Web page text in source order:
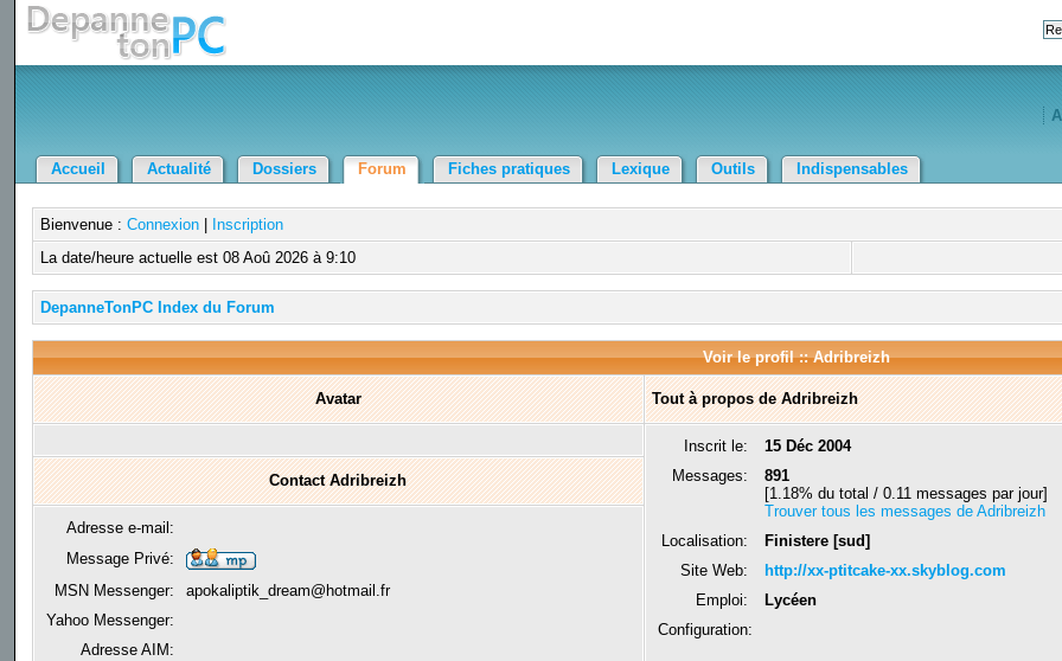
Accueil Actualité Dossiers Forum Fiches pratiques Lexique Outils Indispensables
Bienvenue : Connexion|
Inscription
La date/heure actuelle est 08 Aoû 2026 à 9:10
DepanneTonPC Index du Forum
Voir le profil :: Adribreizh
Avatar Tout à propos de Adribreizh
Inscrit le:
15 Déc 2004
Messages:
891
[1.18% du total / 0.11 messages par jour]
Trouver tous les messages de Adribreizh
Localisation:
Finistere [sud]
Site Web:
http://xx-ptitcake-xx.skyblog.com
Emploi:
Lycéen
Configuration:
Contact Adribreizh
Adresse e-mail:
Message Privé:
MSN Messenger:
apokaliptik_dream@hotmail.fr
Yahoo Messenger:
Adresse AIM: